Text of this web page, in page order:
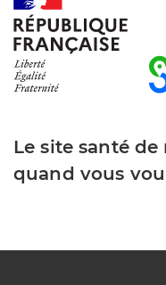
Le site santé de
quand vous